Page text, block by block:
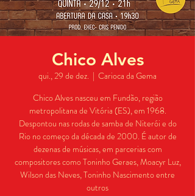
Chico Alves
qui., 29 de dez.
  |
Carioca da Gema
Chico Alves nasceu em Fundão, região
metropolitana de Vitória (ES), em 1968.
Despontou nas rodas de samba de Niterói e do
Rio no começo da década de 2000. É autor de
dezenas de músicas, em parcerias com
compositores como Toninho Geraes, Moacyr Luz,
Wilson das Neves, Toninho Nascimento entre
outros